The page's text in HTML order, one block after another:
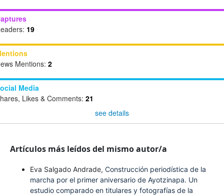
19
Mentions: 2
Media
Likes & Comments: 21
see details
Artículos más leídos del mismo autor/a
Eva Salgado Andrade, Construcción periodística de la
marcha por el primer aniversario de Ayotzinapa. Un
estudio comparado en titulares y fotografías de la